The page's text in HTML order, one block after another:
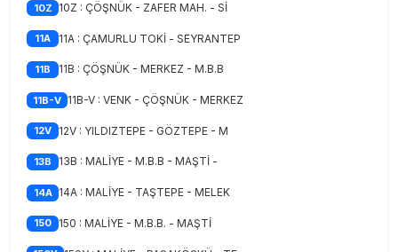
10Z 10Z : ÇÖŞNÜK - ZAFER MAH. - Sİ
11A 11A : ÇAMURLU TOKİ - SEYRANTEP
11B 11B : ÇÖŞNÜK - MERKEZ - M.B.B
11B-V 11B-V : VENK - ÇÖŞNÜK - MERKEZ
12V 12V : YILDIZTEPE - GÖZTEPE - M
13B 13B : MALİYE - M.B.B - MAŞTİ -
14A 14A : MALİYE - TAŞTEPE - MELEK
150 150 : MALİYE - M.B.B. - MAŞTİ